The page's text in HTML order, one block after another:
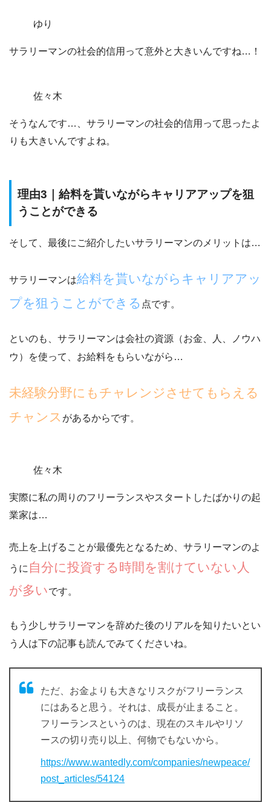
ゆり
サラリーマンの社会的信用って意外と大きいんですね…！
佐々木
そうなんです…、サラリーマンの社会的信用って思ったよ
りも大きいんですよね。
理由3｜給料を貰いながらキャリアアップを狙
うことができる
そして、最後にご紹介したいサラリーマンのメリットは…
サラリーマンは給料を貰いながらキャリアアッ
プを狙うことができる 点です。
といのも、 サラリーマンは会社の資源（お金、人、ノウハ
ウ）を使って
、お給料をもらいながら…
未経験分野にもチャレンジさせてもらえる
チャンス があるからです。
佐々木
実際に私の周りのフリーランスやスタートしたばかりの起
業家は…
売上を上げることが最優先となるため、サラリーマンのよ
うに 自分に投資する時間を割けていない人
が多いです。
もう少しサラリーマンを辞めた後のリアルを知りたいとい
う人は下の記事も読んでみてくださいね。
ただ、お金よりも大きなリスクがフリーランス
にはあると思う。それは、成長が止まること。
フリーランスというのは、現在のスキルやリソ
ースの切り売り以上、何物でもないから。
https://www.wantedly.com/companies/newpeace/
post_articles/54124